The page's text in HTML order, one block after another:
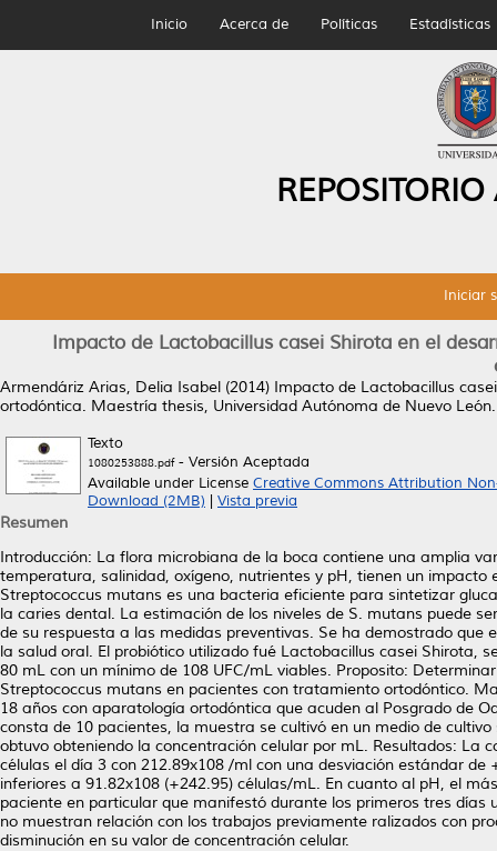
Inicio Acerca de Políticas Estadísticas
Iniciar
Impacto de Lactobacillus casei Shirota en el
Armendáriz Arias, Delia Isabel (2014) Impacto de Lactobacillus
ortodóntica. Maestría thesis, Universidad Autónoma de Nuevo León.
Texto
1080253888.pdf- Versión Aceptada
Available under License Creative Commons Attribution
Download (2MB)
Vista previa
Resumen
Introducción: La flora microbiana de la boca contiene una amplia
temperatura, salinidad, oxígeno, nutrientes y pH, tienen un
Streptococcus mutans es una bacteria eficiente para sintetizar
la caries dental. La estimación de los niveles de S. mutans puede
de su respuesta a las medidas preventivas. Se ha demostrado
la salud oral. El probiótico utilizado fué Lactobacillus casei Shirota,
80 mL con un mínimo de 108 UFC/mL viables. Proposito:
Streptococcus mutans en pacientes con tratamiento ortodóntico.
18 años con aparatología ortodóntica que acuden al Posgrado de
consta de 10 pacientes, la muestra se cultivó en un medio de
obtuvo obteniendo la concentración celular por mL. Resultados:
células el día 3 con 212.89x108 /ml con una desviación estándar
inferiores a 91.82x108 (+242.95) células/mL. En cuanto al pH, el
paciente en particular que manifestó durante los primeros tres días
no muestran relación con los trabajos previamente ralizados con
disminución en su valor de concentración celular.